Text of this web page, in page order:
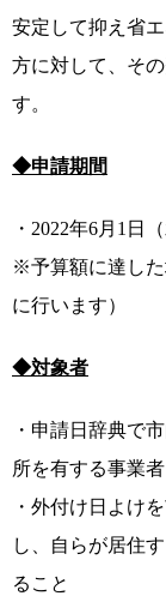
安定して抑え省
方に対して、そ
す。
◆申請期間
・2022年6月1日
※予算額に達し
に行います）
◆対象者
・申請日辞典で
所を有する事業者
・外付け日よけ
し、自らが居住
ること